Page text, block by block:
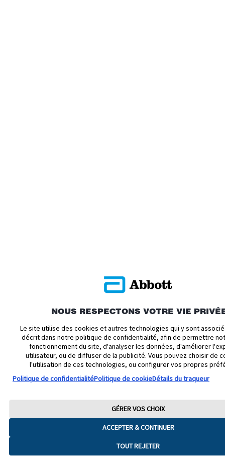
NOUS RESPECTONS VOTRE VIE
Le site utilise des cookies et autres technologies qui y sont
décrit dans notre politique de confidentialité, afin de permettre
fonctionnement du site, d'analyser les données, d'améliorer
utilisateur, ou de diffuser de la publicité. Vous pouvez choisir de
l'utilisation de ces technologies, ou configurer vos propres
Politique de confidentialitéPolitique de cookieDétails du traqueur
ACCEPTER & CONTINUER
TOUT REJETER
GÉRER VOS CHOIX